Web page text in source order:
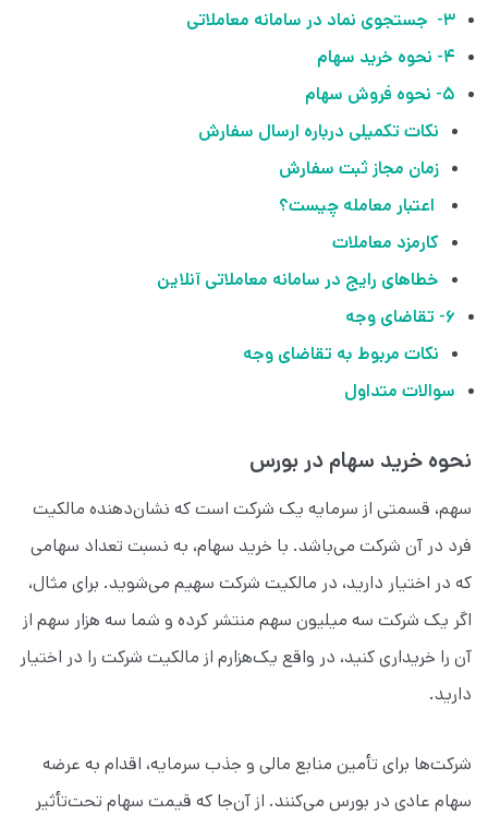
۳- جستجوی نماد در سامانه معاملاتی
۴- نحوه خرید سهام
۵- نحوه فروش سهام
نکات تکمیلی درباره ارسال سفارش
زمان مجاز ثبت سفارش
اعتبار معامله چیست؟
کارمزد معاملات
خطاهای رایج در سامانه معاملاتی آنلاین
۶- تقاضای وجه
نکات مربوط به تقاضای وجه
سوالات متداول
نحوه خرید سهام در بورس
سهم، قسمتی از سرمایه یک شرکت است که نشان‌دهنده مالکیت
فرد در آن شرکت می‌باشد. با خرید سهام، به نسبت تعداد سهامی
که در اختیار دارید، در مالکیت شرکت سهیم می‌شوید. برای مثال،
اگر یک شرکت سه میلیون سهم منتشر کرده و شما سه هزار سهم از
آن را خریداری کنید، در واقع یک‌هزارم از مالکیت شرکت را در اختیار
دارید.
شرکت‌ها برای تأمین منابع مالی و جذب سرمایه، اقدام به عرضه
سهام عادی در بورس می‌کنند. از آن‌جا که قیمت سهام تحت‌تأثیر